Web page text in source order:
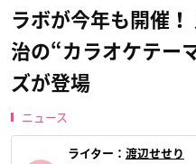
ラボが今年も開催
治の“カラオケテー
ズが登場
ニュース
ライター： 渡辺せせり